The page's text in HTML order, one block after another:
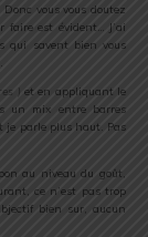
. Donc vous vous doutez
faire est évident… J’ai
qui savent bien vous
) et en appliquant le
un mix entre barres
je parle plus haut. Pas
au niveau du goût,
ce n’est pas trop
bien sur, aucun